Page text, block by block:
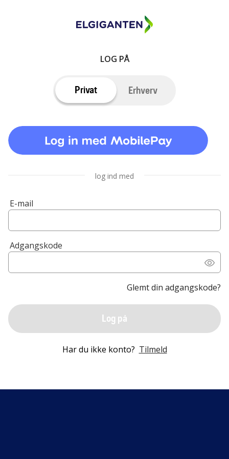
LOG PÅ
Privat Erhverv
log ind med
E-mail
Adgangskode
Glemt din adgangskode?
Log på
Har du ikke konto? Tilmeld